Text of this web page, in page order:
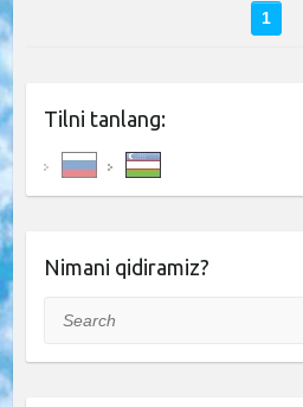
1
Tilni tanlang:
Nimani qidiramiz?
Search